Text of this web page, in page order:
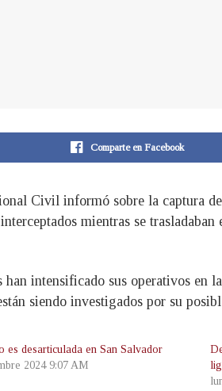
Comparte en Facebook
Civil informó sobre la captura
mientras se
han intensificado sus operativos en
siendo investigados por su
es desarticulada en San Salvador
2024 9:07 AM